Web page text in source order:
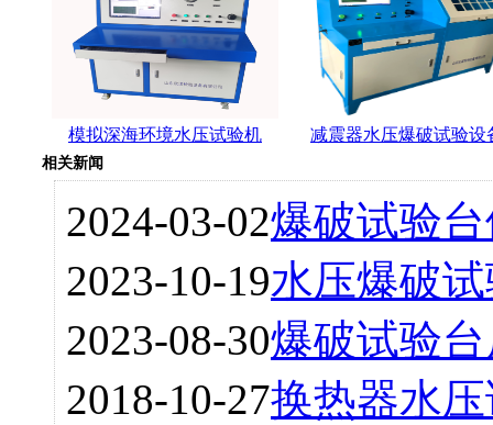
模拟深海环境水压试验机 减震器水压爆破试验设
相关新闻
2024-03-02爆破试验
2023-10-19水压爆破
2023-08-30爆破试验
2018-10-27换热器水